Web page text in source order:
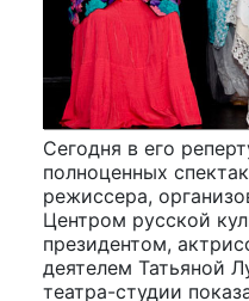
Сегодня в его
полноценных
режиссера,
Центром русской
президентом,
деятелем Татьяной
театра-студии